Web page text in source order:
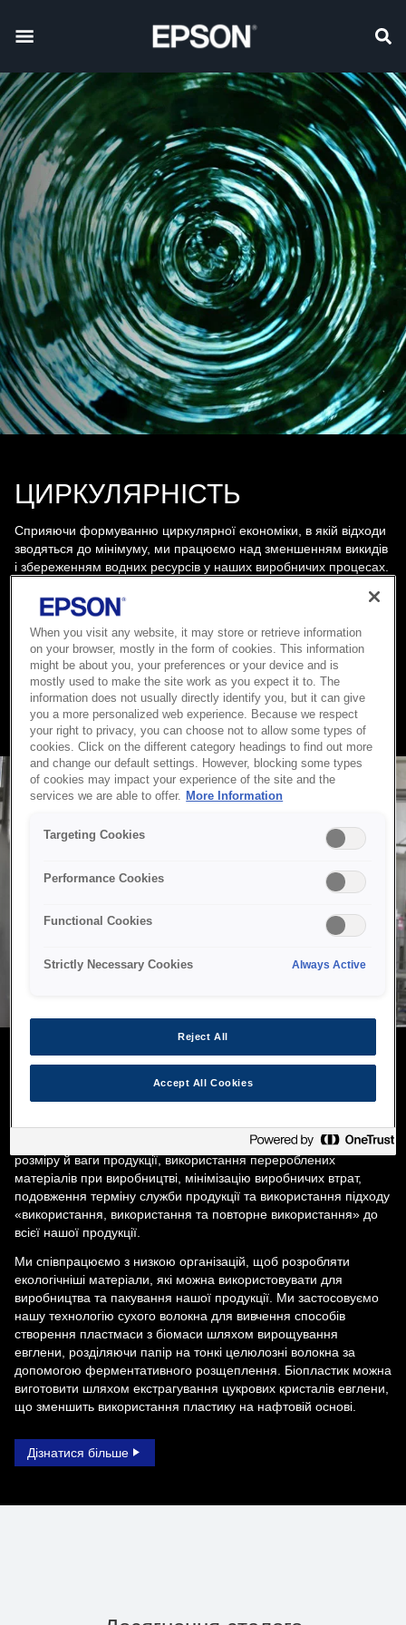
ЦИРКУЛЯРНІСТЬ
Сприяючи формуванню циркулярної економіки, в якій відходи
зводяться до мінімуму, ми працюємо над зменшенням викидів
і збереженням водних ресурсів у наших виробничих процесах.
ресурсів, роблячи продукти меншими й легшими, збираючи й
переробляючи продукти, термін служби яких закінчився, а
також розробляючи рішення для цифрового струменевого
друку.
Дізнатися більше
Наша японська традиція «sho sho sei» (компактність,
ефективність, точність) була основним принципом у нашому
підході до більш екологічного виробництва, і вона означає, що
наші дорогоцінні та обмежені ресурси. Це включає зменшення
розміру й ваги продукції, використання перероблених
матеріалів при виробництві, мінімізацію виробничих втрат,
подовження терміну служби продукції та використання підходу
«використання, використання та повторне використання» до
всієї нашої продукції.
Ми співпрацюємо з низкою організацій, щоб розробляти
екологічніші матеріали, які можна використовувати для
виробництва та пакування нашої продукції. Ми застосовуємо
нашу технологію сухого волокна для вивчення способів
створення пластмаси з біомаси шляхом вирощування
евглени, розділяючи папір на тонкі целюлозні волокна за
допомогою ферментативного розщеплення. Біопластик можна
виготовити шляхом екстрагування цукрових кристалів евглени,
що зменшить використання пластику на нафтовій основі.
Дізнатися більше
When you visit any website, it may store or retrieve information
on your browser, mostly in the form of cookies. This information
might be about you, your preferences or your device and is
mostly used to make the site work as you expect it to. The
information does not usually directly identify you, but it can give
you a more personalized web experience. Because we respect
your right to privacy, you can choose not to allow some types of
cookies. Click on the different category headings to find out more
and change our default settings. However, blocking some types
of cookies may impact your experience of the site and the
services we are able to offer. More Information
Targeting Cookies
Performance Cookies
Functional Cookies
Strictly Necessary Cookies Always Active
Reject All
Accept All Cookies